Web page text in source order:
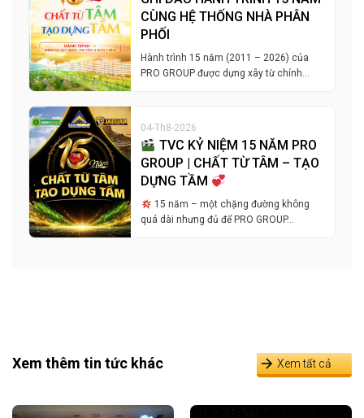
CÙNG HỆ THỐNG NHÀ PHÂN
PHỐI
Hành trình 15 năm (2011 – 2026) của
PRO GROUP được dựng xây từ chính…
04-Th8-2026
TVC KỶ NIỆM 15 NĂM PRO
GROUP | CHẤT TỪ TÂM – TẠO
DỰNG TẦM
15 năm – một chặng đường không
quá dài nhưng đủ để PRO GROUP…
Xem thêm tin tức khác Xem tất cả